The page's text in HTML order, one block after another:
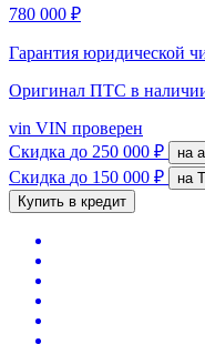
780 000 ₽
Гарантия юридической
Оригинал ПТС в
vin VIN проверен
Скидка до 250 000 ₽
Скидка до 150 000 ₽
Купить в кредит